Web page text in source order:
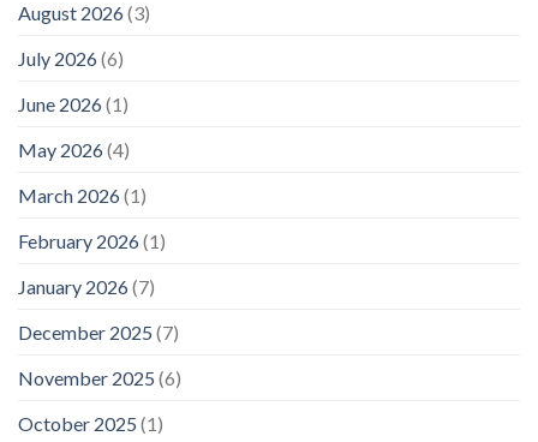
August 2026(3)
July 2026(6)
June 2026(1)
May 2026(4)
March 2026(1)
February 2026(1)
January 2026(7)
December 2025 (7)
November 2025 (6)
October 2025 (1)